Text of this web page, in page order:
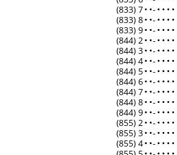
(833) 7• •- • • • •
(833) 8• •- • • • •
(833) 9• •- • • • •
(844) 2• •- • • • •
(844) 3• •- • • • •
(844) 4• •- • • • •
(844) 5• •- • • • •
(844) 6• •- • • • •
(844) 7• •- • • • •
(844) 8• •- • • • •
(844) 9• •- • • • •
(855) 2• •- • • • •
(855) 3• •- • • • •
(855) 4• •- • • • •